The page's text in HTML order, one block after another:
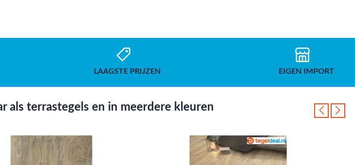
LAAGSTE PRIJZEN EIGEN IMPORT
als terrastegels en in meerdere kleuren